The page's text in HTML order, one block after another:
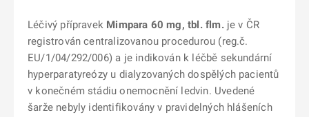
Léčivý přípravek Mimpara 60 mg, tbl. flm.je v ČR
registrován centralizovanou procedurou (reg.č.
EU/1/04/292/006) a je indikován k léčbě sekundární
hyperparatyreózy u dialyzovaných dospělých pacientů
v konečném stádiu onemocnění ledvin. Uvedené
šarže nebyly identifikovány v pravidelných hlášeních